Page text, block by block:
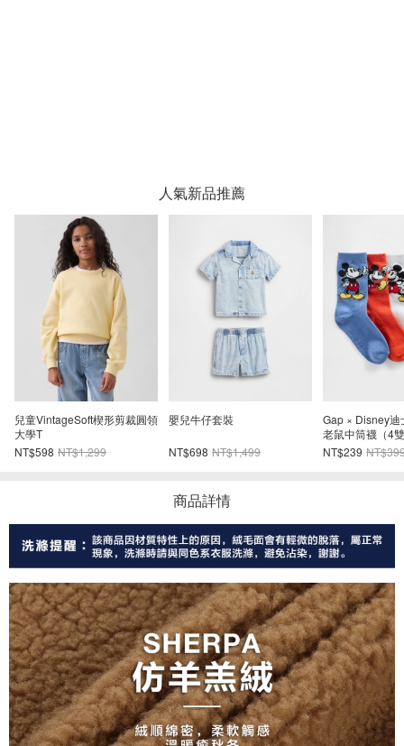
人氣新品推薦
Gap × Disney迪士尼幼兒米奇
老鼠中筒襪（4雙組）
NT$239 NT$399
嬰兒及幼兒愛心牛仔外套
NT$1,019 NT$1,699
兒童
大學T
NT$598
商品詳情